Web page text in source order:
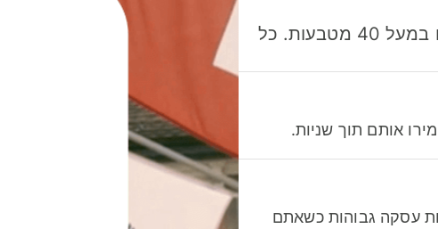
חסכו כסף כשאתo שולחים, מוציאים ומקבלים תשלום במעל 40 מטבעות. כל
אותם תוך שניות.
עסקה גבוהות כשאתם